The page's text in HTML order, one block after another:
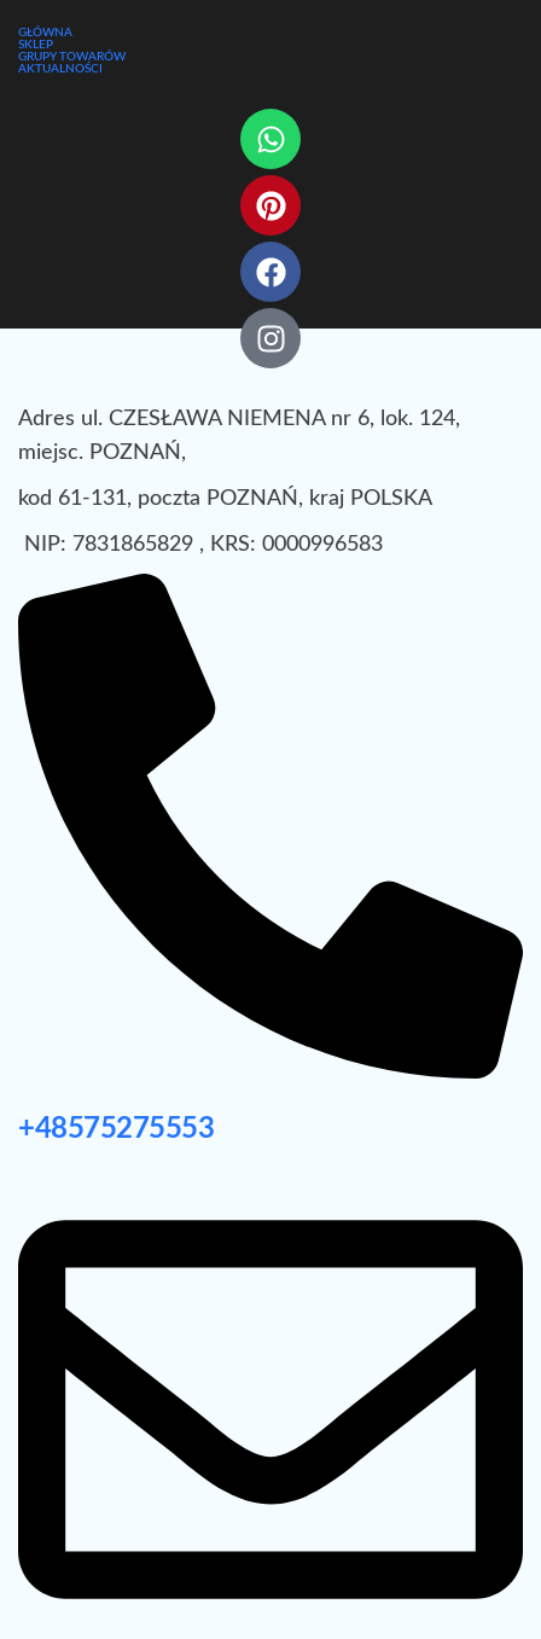
GŁÓWNA
SKLEP
GRUPY TOWARÓW
AKTUALNOŚCI
Adres ul. CZESŁAWA NIEMENA nr 6, lok. 124,
miejsc. POZNAŃ,
kod 61-131, poczta POZNAŃ, kraj POLSKA
NIP: 7831865829 , KRS: 0000996583
+48575275553